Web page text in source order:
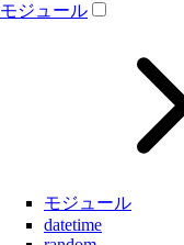
モジュール
モジュール
datetime